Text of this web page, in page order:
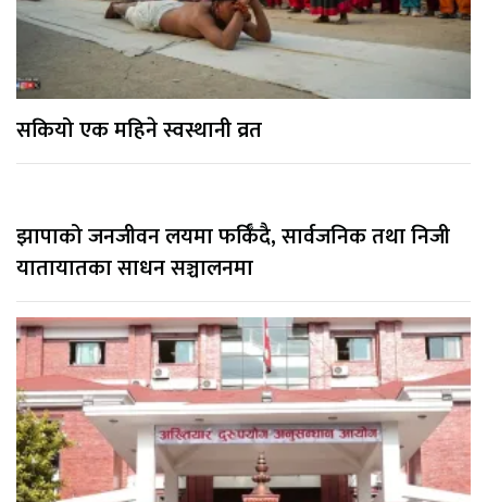
सकियो एक महिने स्वस्थानी व्रत
झापाको जनजीवन लयमा फर्किँदै, सार्वजनिक तथा निजी
यातायातका साधन सञ्चालनमा